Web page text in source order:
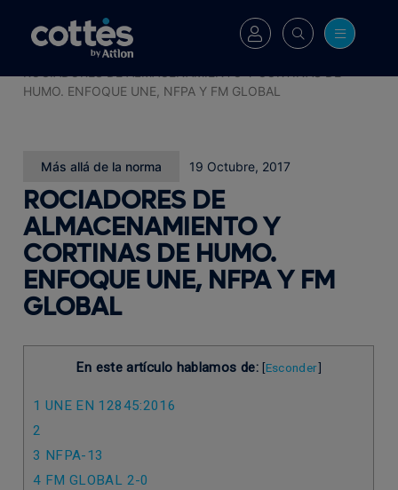
Blog
>
HUMO. ENFOQUE UNE, NFPA Y FM GLOBAL
Más allá de la norma 19 Octubre, 2017
ROCIADORES DE
ALMACENAMIENTO Y
CORTINAS DE HUMO.
ENFOQUE UNE, NFPA Y FM
GLOBAL
En este artículo hablamos de: [Esconder]
1 UNE EN 12845:2016
2
3 NFPA-13
4 FM GLOBAL 2-0